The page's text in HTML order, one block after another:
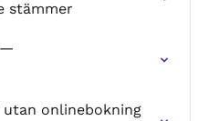
stämmer
—
utan onlinebokning